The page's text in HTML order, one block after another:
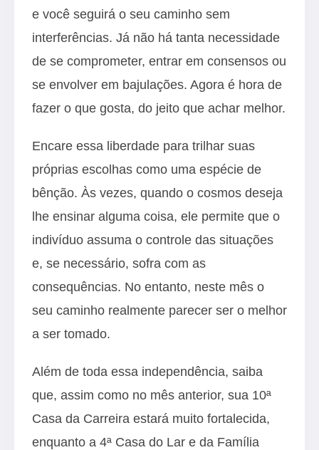
e você seguirá o seu caminho sem
interferências. Já não há tanta necessidade
de se comprometer, entrar em consensos ou
se envolver em bajulações. Agora é hora de
fazer o que gosta, do jeito que achar melhor.
Encare essa liberdade para trilhar suas
próprias escolhas como uma espécie de
bênção. Às vezes, quando o cosmos deseja
lhe ensinar alguma coisa, ele permite que o
indivíduo assuma o controle das situações
e, se necessário, sofra com as
consequências. No entanto, neste mês o
seu caminho realmente parecer ser o melhor
a ser tomado.
Além de toda essa independência, saiba
que, assim como no mês anterior, sua 10ª
Casa da Carreira estará muito fortalecida,
enquanto a 4ª Casa do Lar e da Família